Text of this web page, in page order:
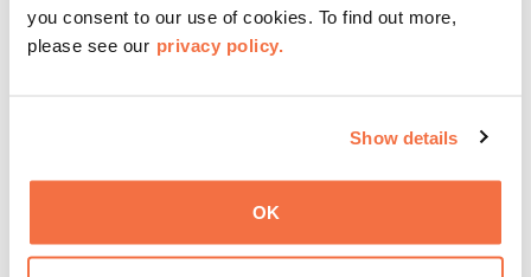
you consent to our use of cookies. To find out more,
please see our privacy policy.
Show details
OK